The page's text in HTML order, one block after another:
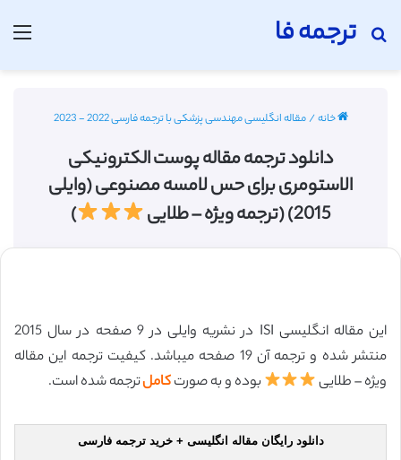
ترجمه فا
جستجو برای
خانه/مقاله انگلیسی مهندسی پزشکی با ترجمه فارسی 2022 - 2023
دانلود ترجمه مقاله پوست الکترونیکی
الاستومری برای حس لامسه مصنوعی (وایلی
2015) (ترجمه ویژه – طلایی
)
این مقاله انگلیسی ISI در نشریه وایلی در 9 صفحه در سال 2015
منتشر شده و ترجمه آن 19 صفحه میباشد. کیفیت ترجمه این مقاله
ویژه – طلایی
بوده و به صورتکاملترجمه شده است.
دانلود رایگان مقاله انگلیسی + خرید ترجمه فارسی